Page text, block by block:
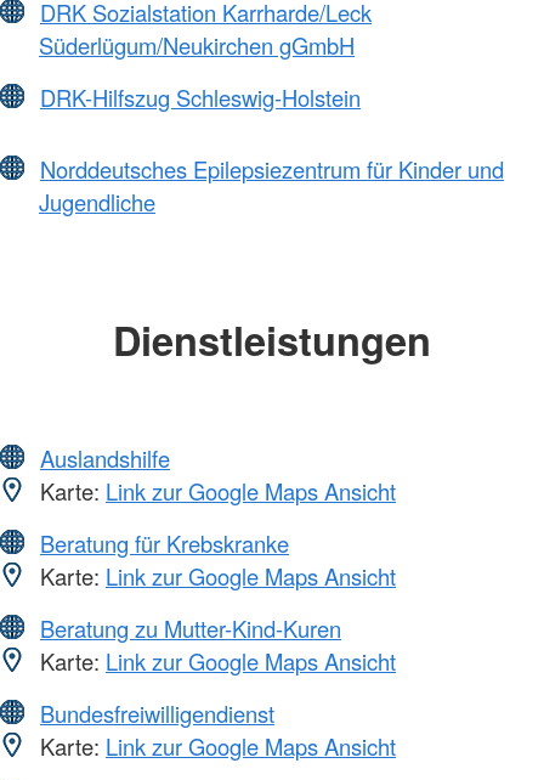
DRK Sozialstation Karrharde/Leck
Süderlügum/Neukirchen gGmbH
DRK-Hilfszug Schleswig-Holstein
Norddeutsches Epilepsiezentrum für Kinder und
Jugendliche
Dienstleistungen
Auslandshilfe
Karte: Link zur Google Maps Ansicht
Beratung für Krebskranke
Karte: Link zur Google Maps Ansicht
Beratung zu Mutter-Kind-Kuren
Karte: Link zur Google Maps Ansicht
Bundesfreiwilligendienst
Karte: Link zur Google Maps Ansicht